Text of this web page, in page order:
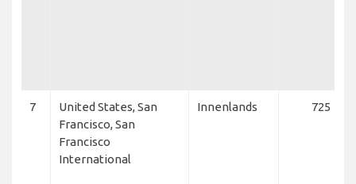
7
United States, San
Francisco, San
Francisco
International
Innenlands 725